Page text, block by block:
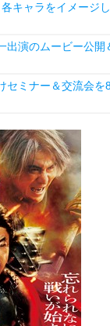
キャラをイメージ
出演のムービー公
セミナー＆交流会